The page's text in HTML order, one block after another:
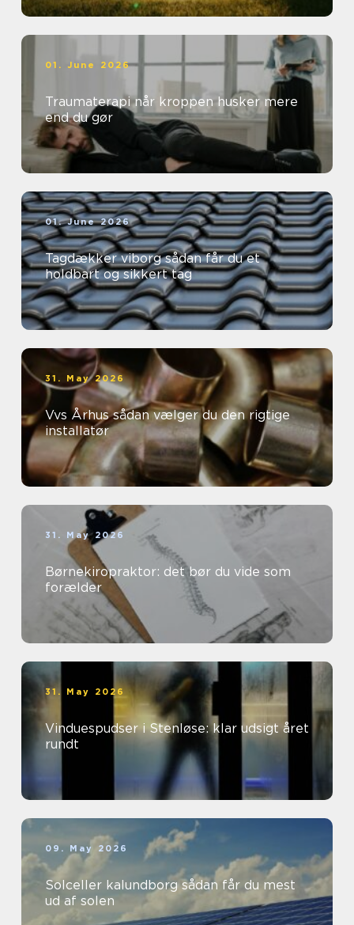
01. June 2026
Traumaterapi når kroppen husker mere
end du gør
01. June 2026
Tagdækker viborg sådan får du et
holdbart og sikkert tag
31. May 2026
Vvs Århus sådan vælger du den rigtige
installatør
31. May 2026
Børnekiropraktor: det bør du vide som
forælder
31. May 2026
Vinduespudser i Stenløse: klar udsigt året
rundt
09. May 2026
Solceller kalundborg sådan får du mest
ud af solen